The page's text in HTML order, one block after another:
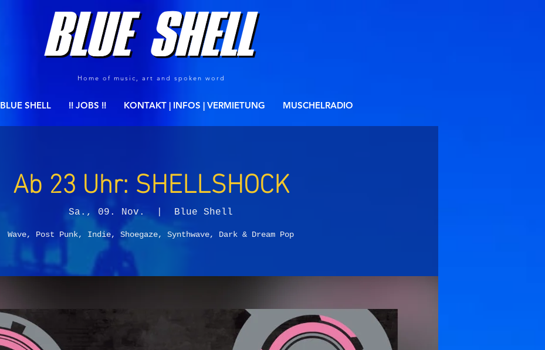
Home of music, art and spoken word
BLUE SHELL !! JOBS !! KONTAKT | INFOS | VERMIETUNG MUSCHELRADIO
Ab 23 Uhr: SHELLSHOCK
Sa., 09. Nov. Blue Shell
Wave, Post Punk, Indie, Shoegaze, Synthwave, Dark & Dream Pop